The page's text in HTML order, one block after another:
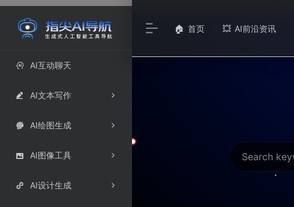
 AI互动聊天
 AI文本写作
 AI绘图生成
 AI图像工具
 AI设计生成
🏠 首页 💥 AI前沿资讯